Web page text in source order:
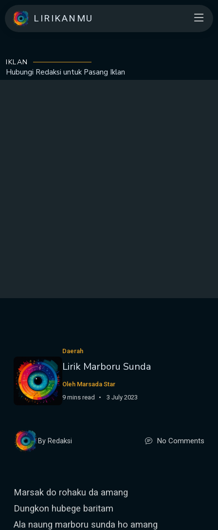
LIRIKANMU
IKLAN
Hubungi Redaksi untuk Pasang Iklan
Daerah
Lirik Marboru Sunda
Oleh Marsada Star
9 mins read
3 July 2023
By Redaksi No Comments
Marsak do rohaku da amang
Dungkon hubege baritam
Ala naung marboru sunda ho amang